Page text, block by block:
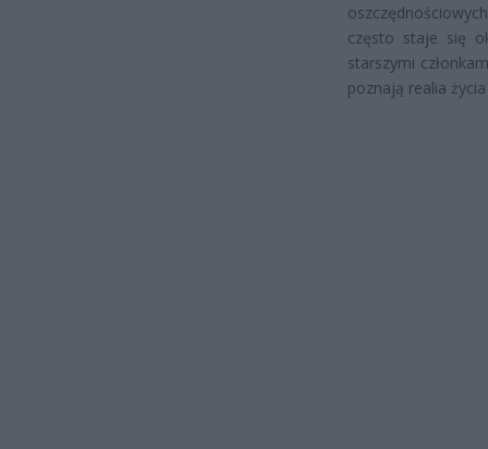
często staje się
starszymi
poznają realia